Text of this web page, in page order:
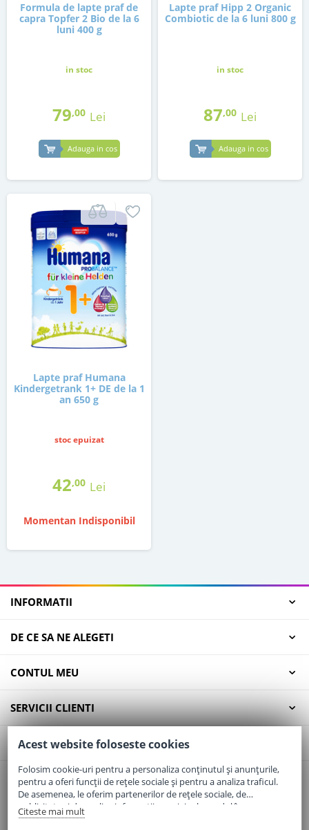
Formula de lapte praf de
capra Topfer 2 Bio de la 6
luni 400 g
in stoc
79,00 Lei
Adauga in cos
Lapte praf Hipp 2 Organic
Combiotic de la 6 luni 800 g
in stoc
87,00 Lei
Adauga in cos
Lapte praf Humana
Kindergetrank 1+ DE de la 1
an 650 g
stoc epuizat
42,00 Lei
Momentan Indisponibil
INFORMATII
DE CE SA NE ALEGETI
CONTUL MEU
SERVICII CLIENTI
CONTACT
Email:office@elaptepraf.ro
Telefon:0745-964-449
Adresa:Sos. Borsului, Nr. 20, Oradea, Jud. Bihor
Acest website foloseste cookies
Folosim cookie-uri pentru a personaliza conținutul și anunțurile,
pentru a oferi funcții de rețele sociale și pentru a analiza traficul.
De asemenea, le oferim partenerilor de rețele sociale, de
publicitate și de analize informații cu privire la modul în care
folosiți site-ul nostru. Aceștia le pot combina cu alte informații
Citeste mai mult